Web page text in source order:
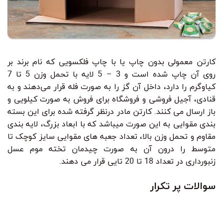
کارتن معمولی بدون چاپ یا با چاپ فلکسویی که نام برند بر
روی آن چاپ شده است و 3 – 5 لایه با تحمل وزن 5 تا 7
کیاوگرم را دارد، داخل آن گز را به صورت فله قرار می‌دهند و به
قنادی، آجیل فروشی و فروشگاه برای فروش به صورت کیلویی و
باز ارسال می کنند. کارتن مادر درنظر گرفته شده برای این بسته
بندی مقوایی به این صورت میباشد که با ابعاد بزرگ، لایه بندی
مقاوم و تحمل وزن بالا، تعداد جعبه های مقوایی سایز کوچک تا
متوسط را درون آن به صورت چیدمان تخته موم عسل
زنبورداری در تعداد 18 تا 20 تایی قرار می دهند.
سوالات پر تکرار